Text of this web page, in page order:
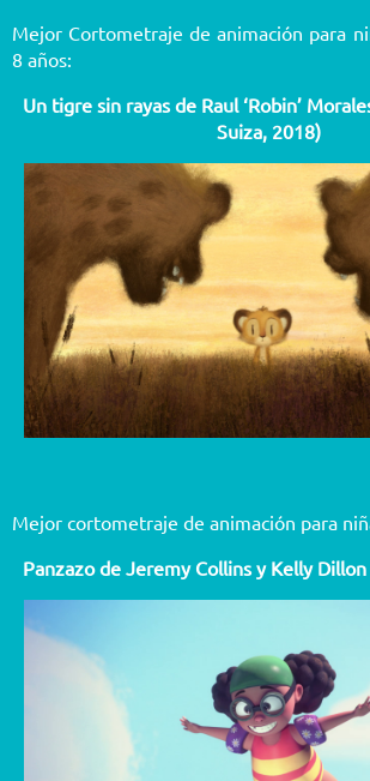
Mejor Cortometraje de animación para
8 años:
Un tigre sin rayas de Raul ‘Robin’
Suiza, 2018)
Mejor cortometraje de animación para
Panzazo de Jeremy Collins y Kelly